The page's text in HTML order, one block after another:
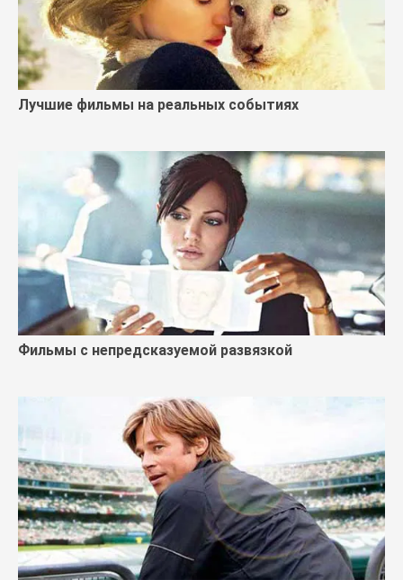
Лучшие фильмы на реальных событиях
Фильмы с непредсказуемой развязкой